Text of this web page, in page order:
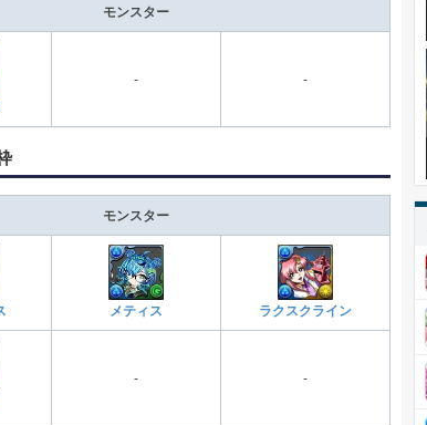
モンスター
- -
モンスター
メティス ラクスクライン
- -